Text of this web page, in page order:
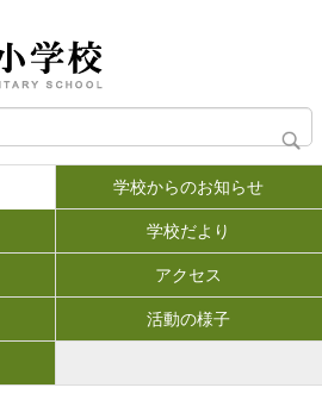
学校からのお知らせ
学校だより
アクセス
活動の様子